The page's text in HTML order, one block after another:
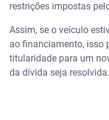
restrições impostas
Assim, se o veículo
ao financiamento, isso
titularidade para um
da dívida seja resolvida.